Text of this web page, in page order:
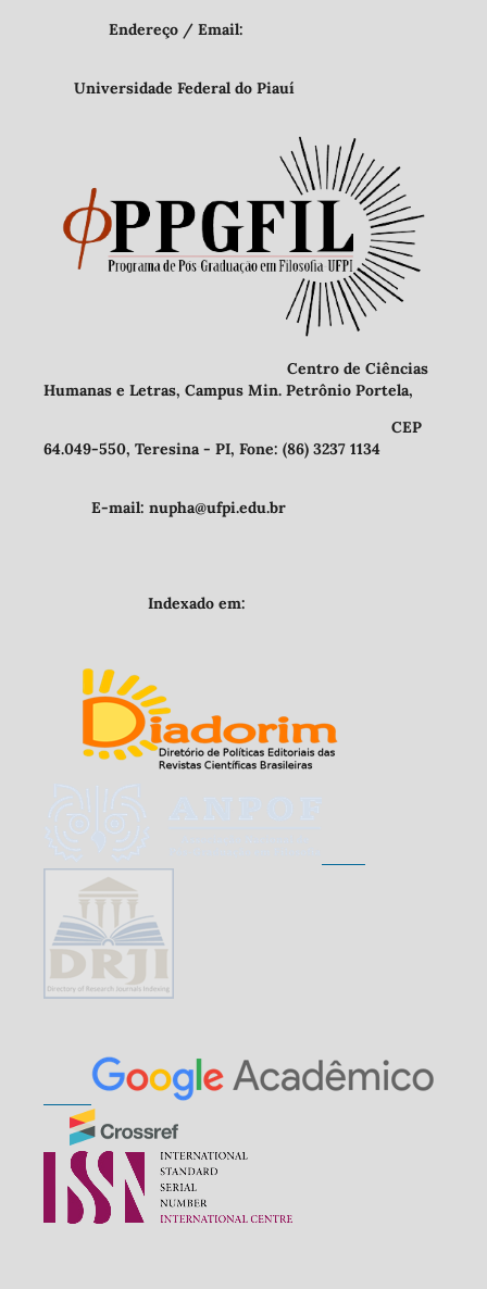
Endereço / Email:
Universidade Federal do Piauí
Centro de Ciências
Humanas e Letras, Campus Min. Petrônio Portela,
CEP
64.049-550, Teresina - PI, Fone: (86) 3237 1134
E-mail: nupha@ufpi.edu.br
Indexado em: